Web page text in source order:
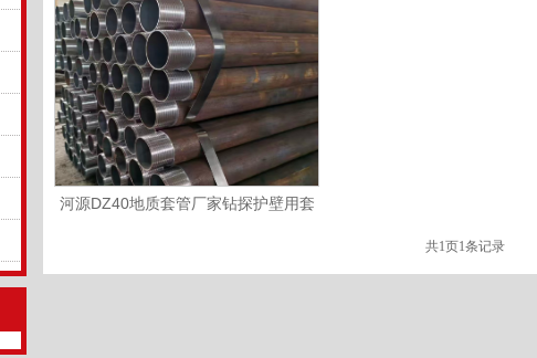
河源DZ40地质套管厂家钻探护壁用套
共1页1条记录